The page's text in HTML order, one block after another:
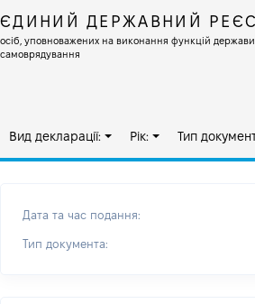
ЄДИНИЙ ДЕРЖАВНИЙ
осіб, уповноважених на виконання функцій держави
самоврядування
Вид декларації: Рік: Тип
Дата та час подання:
Тип документа: